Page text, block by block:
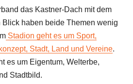
das Kastner-Dach mit dem
Blick haben beide Themen wenig
Stadion geht es um Sport,
Stadt, Land und Vereine.
es um Eigentum, Welterbe,
Stadtbild.